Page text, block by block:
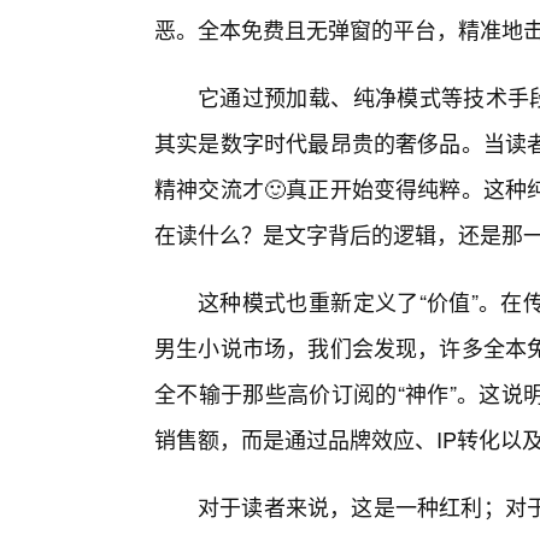
恶。全本免费且无弹窗的平台，精准地
它通过预加载、纯净模式等技术手
其实是数字时代最昂贵的奢侈品。当
精神交流才🙂真正开始变得纯粹。这
在读什么？是文字背后的逻辑，还是那
这种模式也重新定义了“价值”。
男生小说市场，我们会发现，许多全
全不输于那些高价订阅的“神作”。这
销售额，而是通过品牌效应、IP转化以
对于读者来说，这是一种红利；